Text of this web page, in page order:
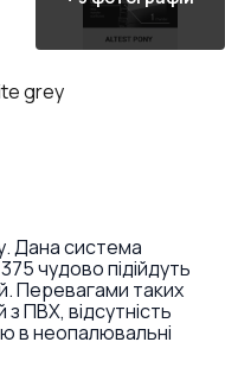
grey
Дана система
чудово підійдуть
Перевагами таких
ПВХ, відсутність
в неопалювальні